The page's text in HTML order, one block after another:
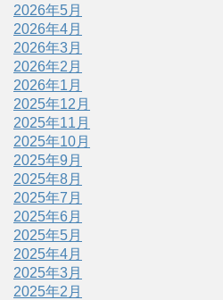
2026年5月
2026年4月
2026年3月
2026年2月
2026年1月
2025年12月
2025年11月
2025年10月
2025年9月
2025年8月
2025年7月
2025年6月
2025年5月
2025年4月
2025年3月
2025年2月